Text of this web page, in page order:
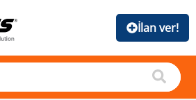
İlan ver!